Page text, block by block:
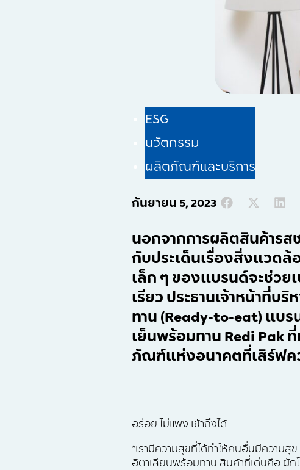
ESG
นวัตกรรม
ผลิตภัณฑ์และบริการ
กันยายน 5, 2023
นอกจากการผลิตสินค้ารส
กับประเด็นเรื่องสิ่งแวดล้
เล็ก ๆ ของแบรนด์จะช่ว
เรียว ประธานเจ้าหน้าที่บ
ทาน (Ready-to-eat) แบร
เย็นพร้อมทาน Redi Pak
ภัณฑ์แห่งอนาคตที่เสิร์ฟค
อร่อย ไม่แพง เข้าถึงได้
“เรามีความสุขที่ได้ทำให้คนอื่นมีความสุ
อิตาเลียนพร้อมทาน สินค้าที่เด่นคือ ผัก